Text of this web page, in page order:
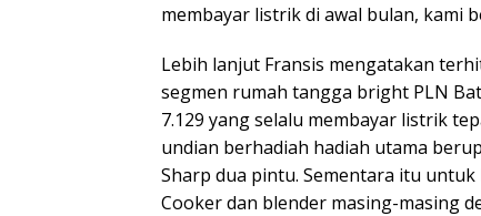
membayar listrik di awal bulan, kami
Lebih lanjut Fransis mengatakan
segmen rumah tangga bright PLN
7.129 yang selalu membayar listrik
undian berhadiah hadiah utama
Sharp dua pintu. Sementara itu
Cooker dan blender masing-masing